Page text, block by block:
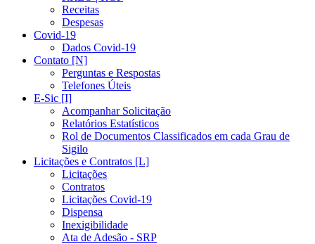
Receitas
Despesas
Covid-19
Dados Covid-19
Contato [N]
Perguntas e Respostas
Telefones Úteis
E-Sic [I]
Acompanhar Solicitação
Relatórios Estatísticos
Rol de Documentos Classificados em cada Grau de
Sigilo
Licitações e Contratos [L]
Licitações
Contratos
Licitações Covid-19
Dispensa
Inexigibilidade
Ata de Adesão - SRP